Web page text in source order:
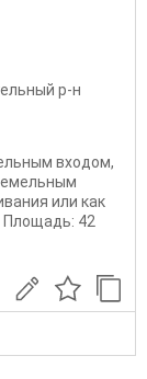
р-н
входом,
или как
Площадь: 42